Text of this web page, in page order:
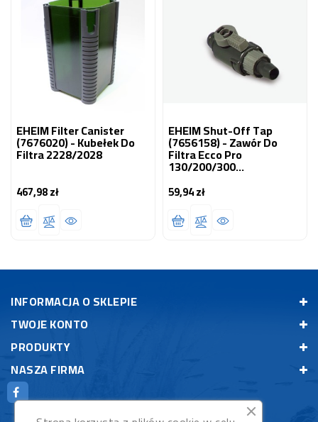
EHEIM Filter Canister
(7676020) - Kubełek Do
Filtra 2228/2028
467,98 złCena
EHEIM Shut-Off Tap
(7656158) - Zawór Do
Filtra Ecco Pro
130/200/300
(2032/2034/2036)
59,94 złCena
INFORMACJA O SKLEPIE
TWOJE KONTO
PRODUKTY
NASZA FIRMA